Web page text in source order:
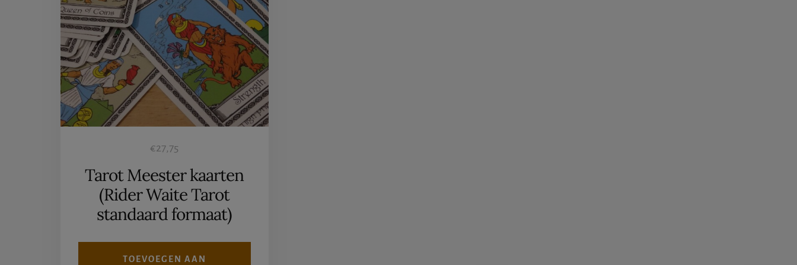
€27,75
Tarot Meester kaarten
(Rider Waite Tarot
standaard formaat)
TOEVOEGEN AAN